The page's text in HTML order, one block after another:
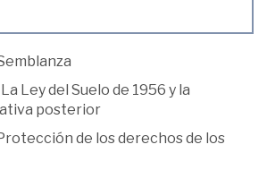
Ley del Suelo de 1956 y la
posterior
de los derechos de los